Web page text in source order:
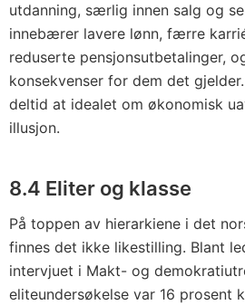
utdanning, særlig innen salg og
innebærer lavere lønn, færre
reduserte pensjonsutbetalinger,
konsekvenser for dem det
deltid at idealet om økonomisk
illusjon.
8.4 Eliter og klasse
På toppen av hierarkiene i det
finnes det ikke likestilling. Blant
intervjuet i Makt- og
eliteundersøkelse var 16 prosent